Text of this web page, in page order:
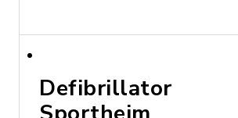
Defibrillator